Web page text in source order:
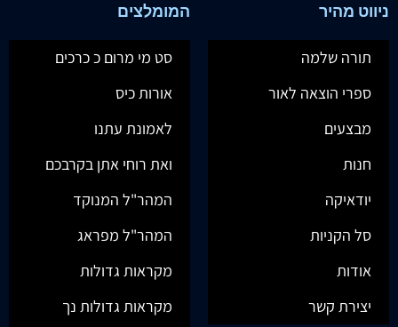
ניווט מהיר
תורה שלמה
ספרי הוצאה לאור
מבצעים
חנות
יודאיקה
סל הקניות
אודות
יצירת קשר
המומלצים
סט מי מרום כ כרכים
אורות כיס
לאמונת עתנו
ואת רוחי אתן בקרבכם
המהר"ל המנוקד
המהר"ל מפראג
מקראות גדולות
מקראות גדולות נך